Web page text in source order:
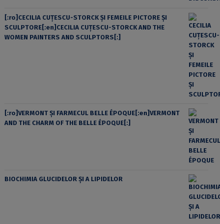
[:ro]CECILIA CUŢESCU-STORCK ŞI FEMEILE PICTORE ŞI
SCULPTORE[:en]CECILIA CUŢESCU-STORCK AND THE
WOMEN PAINTERS AND SCULPTORS[:]
[:ro]VERMONT ȘI FARMECUL BELLE ÉPOQUE[:en]VERMONT
AND THE CHARM OF THE BELLE ÉPOQUE[:]
BIOCHIMIA GLUCIDELOR ȘI A LIPIDELOR